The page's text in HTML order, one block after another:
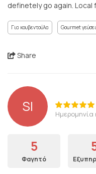
definetely go again.
Για κουβεντούλα Gourmet
Share
SI
5
Φαγητό